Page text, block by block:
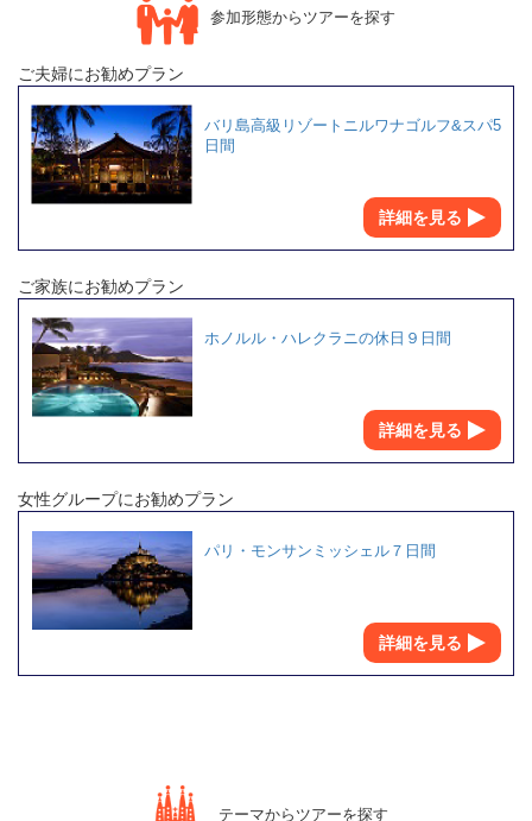
参加形態からツアーを探す
ご夫婦にお勧めプラン
バリ島高級リゾートニルワナゴルフ&スパ5
日間
詳細を見る
ご家族にお勧めプラン
ホノルル・ハレクラニの休日９日間
詳細を見る
女性グループにお勧めプラン
パリ・モンサンミッシェル７日間
詳細を見る
テーマからツアーを探す